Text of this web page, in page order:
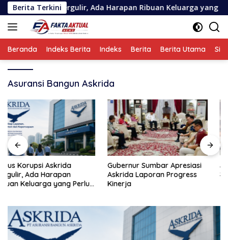
Langsung
ke
konten
Berita Terkini
Askrida Bergulir, Ada Harapan Ribuan Keluarga yang Perlu
Beranda Indeks Berita Indeks Berita Berita Utama
Asuransi Bangun Askrida
Gubernur Sumbar Apresiasi
Askrida Laporan Progress
Kinerja
ASKRIDA Perkuat Kemitraan
Strategis Bersama Bank
Jakarta